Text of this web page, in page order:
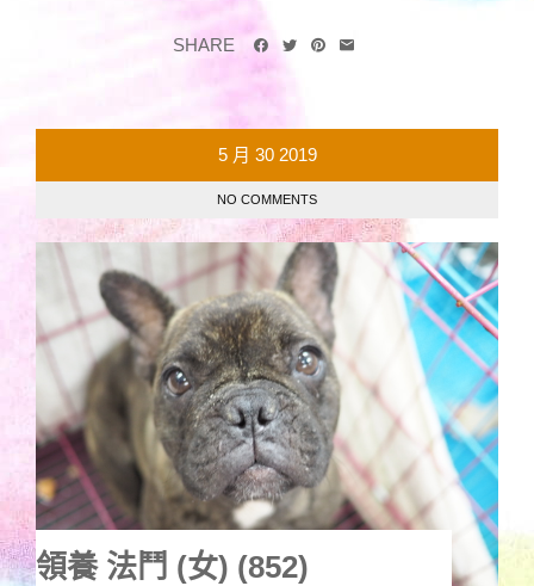
SHARE
5 月 30 2019
NO COMMENTS
領養 法鬥 (女) (852)